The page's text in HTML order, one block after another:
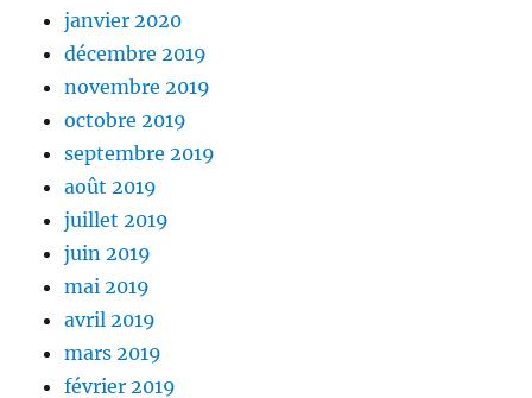
janvier 2020
décembre 2019
novembre 2019
octobre 2019
septembre 2019
août 2019
juillet 2019
juin 2019
mai 2019
avril 2019
mars 2019
février 2019